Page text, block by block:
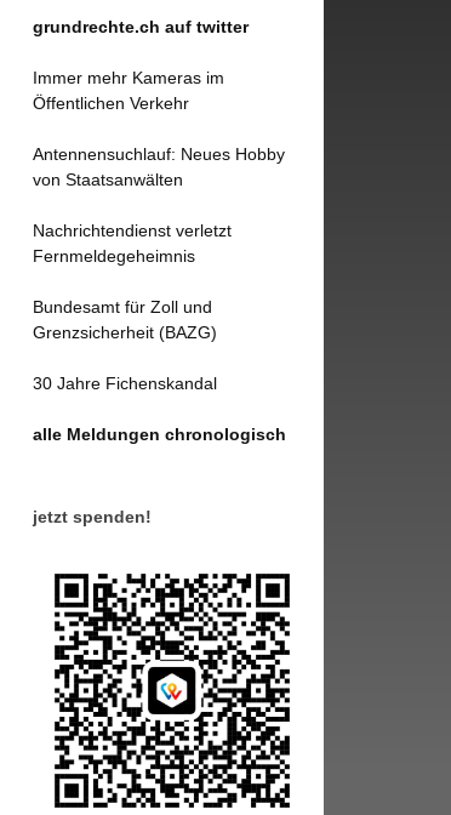
grundrechte.ch auf twitter
Immer mehr Kameras im
Öffentlichen Verkehr
Antennensuchlauf: Neues Hobby
von Staatsanwälten
Nachrichtendienst verletzt
Fernmeldegeheimnis
Bundesamt für Zoll und
Grenzsicherheit (BAZG)
30 Jahre Fichenskandal
alle Meldungen chronologisch
jetzt spenden!